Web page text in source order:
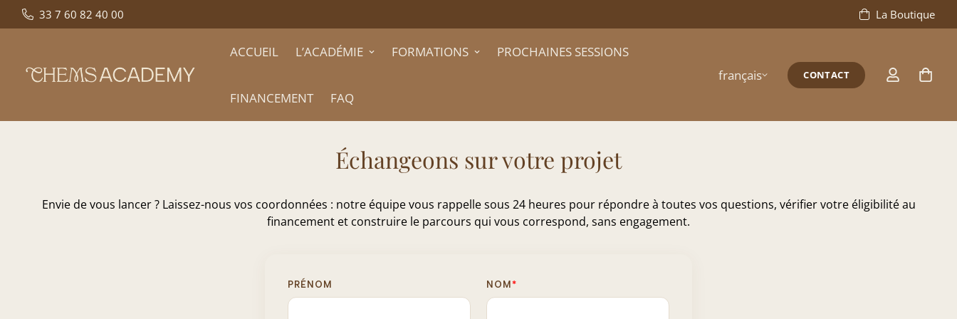
33 7 60 82 40 00 La Boutique
ACCUEIL L’ACADÉMIE FORMATIONS PROCHAINES SESSIONS
FINANCEMENT FAQ
français CONTACT
Échangeons sur votre projet
Envie de vous lancer ? Laissez-nous vos coordonnées : notre équipe vous rappelle sous 24 heures pour répondre à toutes vos questions, vérifier votre éligibilité au
financement et construire le parcours qui vous correspond, sans engagement.
PRÉNOM NOM *